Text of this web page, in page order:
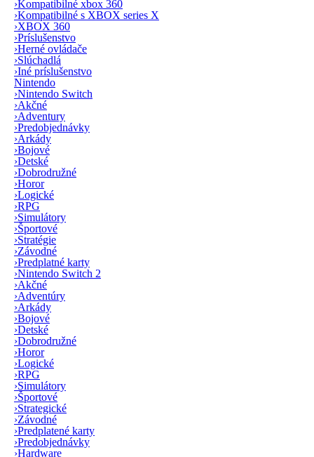
›Kompatibilné xbox 360
›Kompatibilné s XBOX series X
›XBOX 360
›Príslušenstvo
›Herné ovládače
›Slúchadlá
›Iné príslušenstvo
Nintendo
›Nintendo Switch
›Akčné
›Adventury
›Predobjednávky
›Arkády
›Bojové
›Detské
›Dobrodružné
›Horor
›Logické
›RPG
›Simulátory
›Športové
›Stratégie
›Závodné
›Predplatné karty
›Nintendo Switch 2
›Akčné
›Adventúry
›Arkády
›Bojové
›Detské
›Dobrodružné
›Horor
›Logické
›RPG
›Simulátory
›Športové
›Strategické
›Závodné
›Predplatené karty
›Predobjednávky
›Hardware